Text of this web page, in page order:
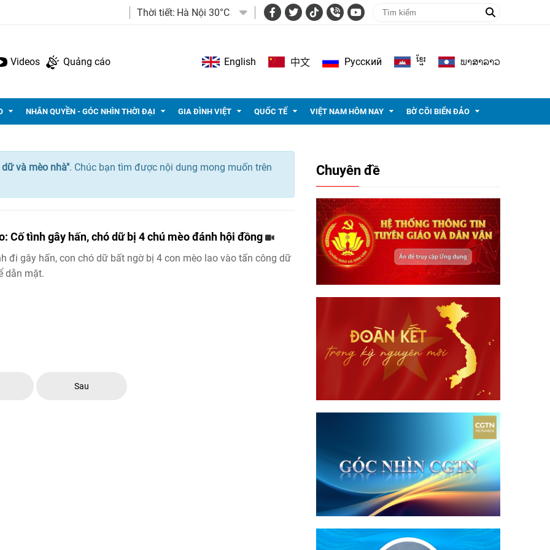
Thời tiết: Hà Nội 30°C
Videos Quảng cáo English 中文 Pусский ខ្មែរ ພາ​ສາ​ລາວ
NHÂN QUYỀN - GÓC NHÌN THỜI ĐẠI GIA ĐÌNH VIỆT QUỐC TẾ VIỆT NAM HÔM NAY BỜ CÕI BIỂN ĐẢO
và mèo nhà". Chúc bạn tìm được nội dung mong muốn trên
Cố tình gây hấn, chó dữ bị 4 chú mèo đánh hội đồng
đi gây hấn, con chó dữ bất ngờ bị 4 con mèo lao vào tấn công dữ
dằn mặt.
Sau
Chuyên đề